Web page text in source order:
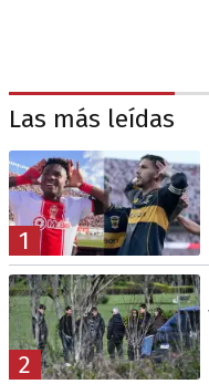
Las más leídas
1
2